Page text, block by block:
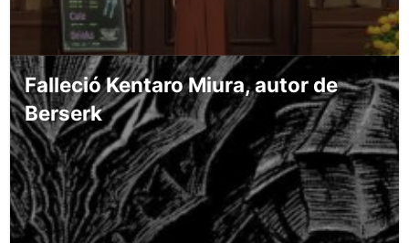
Falleció Kentaro Miura, autor de
Berserk